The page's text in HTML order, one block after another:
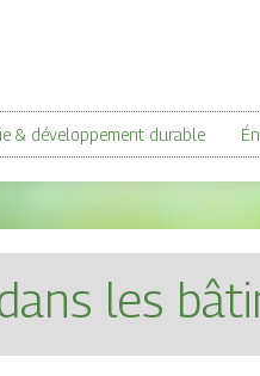
& développement durable
les